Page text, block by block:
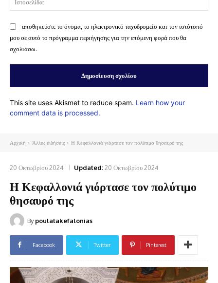
αποθηκεύστε το όνομα, το ηλεκτρονικό ταχυδρομείο και τον ιστότοπό
μου σε αυτό το πρόγραμμα περιήγησης για την επόμενη φορά που θα
σχολιάσω.
This site uses Akismet to reduce spam. Learn how your
comment data is processed.